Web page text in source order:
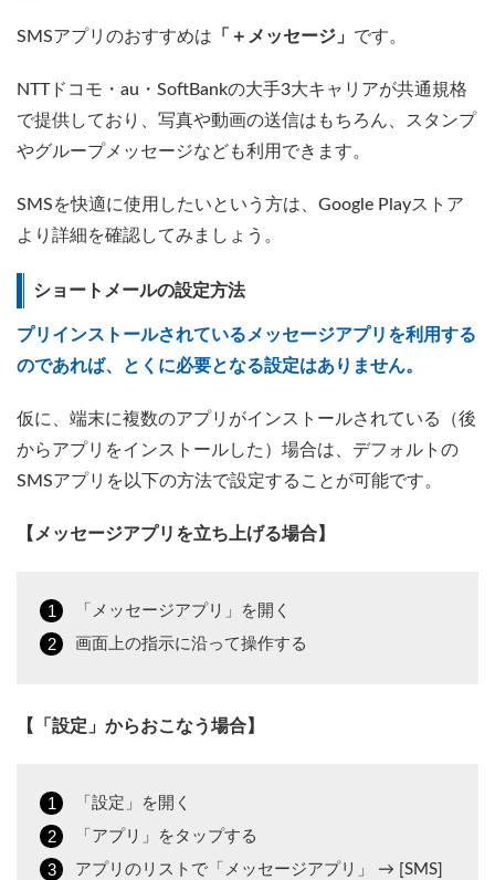
SMSアプリのおすすめは 「＋メッセージ」 です。
NTTドコモ・au・SoftBankの大手3大キャリアが共通規格
で提供しており、写真や動画の送信はもちろん、スタンプ
やグループメッセージなども利用できます。
SMSを快適に使用したいという方は、Google Playストア
より詳細を確認してみましょう。
ショートメールの設定方法
プリインストールされているメッセージアプリを利用する
のであれば、とくに必要となる設定はありません。
仮に、端末に複数のアプリがインストールされている（後
からアプリをインストールした）場合は、デフォルトの
SMSアプリを以下の方法で設定することが可能です。
【メッセージアプリを立ち上げる場合】
「メッセージアプリ」を開く
画面上の指示に沿って操作する
【「設定」からおこなう場合】
「設定」を開く
「アプリ」をタップする
アプリのリストで「メッセージアプリ」 → [SMS]